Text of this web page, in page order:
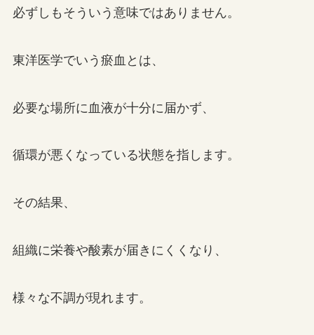
必ずしもそういう意味ではありません。
東洋医学でいう瘀血とは、
必要な場所に血液が十分に届かず、
循環が悪くなっている状態を指します。
その結果、
組織に栄養や酸素が届きにくくなり、
様々な不調が現れます。